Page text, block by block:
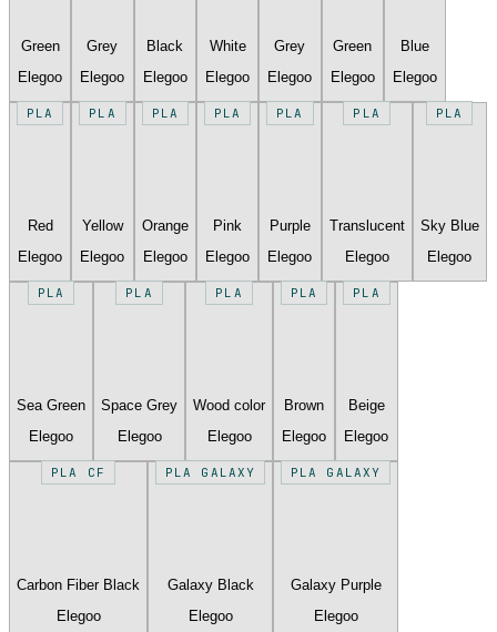
Green
Elegoo
Grey
Elegoo
Black
Elegoo
White
Elegoo
Grey
Elegoo
Green
Elegoo
Blue
Elegoo
PLA
Red
Elegoo
PLA
Yellow
Elegoo
PLA
Orange
Elegoo
PLA
Pink
Elegoo
PLA
Purple
Elegoo
PLA
Translucent
Elegoo
PLA
Sky Blue
Elegoo
PLA
Sea Green
Elegoo
PLA
Space Grey
Elegoo
PLA
Wood color
Elegoo
PLA
Brown
Elegoo
PLA
Beige
Elegoo
PLA CF
Carbon Fiber Black
Elegoo
PLA GALAXY
Galaxy Black
Elegoo
PLA GALAXY
Galaxy Purple
Elegoo